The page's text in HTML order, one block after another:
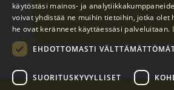
käytöstäsi mainos- ja
voivat yhdistää ne muihin tietoihin, jotka olet
he ovat keränneet käyttäessäsi palveluitaan.
EHDOTTOMASTI
SUORITUSKYVYLLISET